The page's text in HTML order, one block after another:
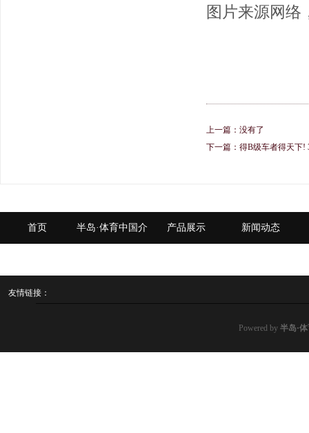
图片来源网络
上一篇：没有了
下一篇： 得B级车者得天下!
首页 半岛·体育中国介 产品展示 新闻动态
友情链接：
Powered by 半岛·